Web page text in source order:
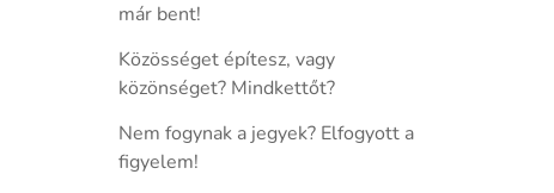
már bent!
Közösséget építesz, vagy
közönséget? Mindkettőt?
Nem fogynak a jegyek? Elfogyott a
figyelem!